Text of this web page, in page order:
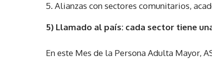
Alianzas con sectores comunitarios,
5) Llamado al país: cada sector tiene
En este Mes de la Persona Adulta Mayor,